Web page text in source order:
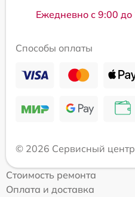
Ежедневно с 9:00 до
Способы оплаты
© 2026 Сервисный центр
Стоимость ремонта
Оплата и доставка